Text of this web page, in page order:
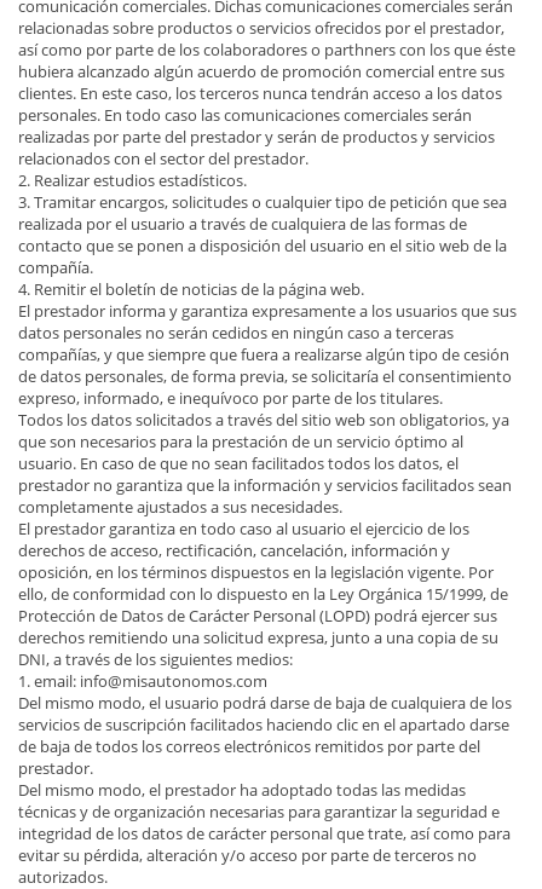
comunicación comerciales. Dichas comunicaciones comerciales serán
relacionadas sobre productos o servicios ofrecidos por el prestador,
así como por parte de los colaboradores o parthners con los que éste
hubiera alcanzado algún acuerdo de promoción comercial entre sus
clientes. En este caso, los terceros nunca tendrán acceso a los datos
personales. En todo caso las comunicaciones comerciales serán
realizadas por parte del prestador y serán de productos y servicios
relacionados con el sector del prestador.
2. Realizar estudios estadísticos.
3. Tramitar encargos, solicitudes o cualquier tipo de petición que sea
realizada por el usuario a través de cualquiera de las formas de
contacto que se ponen a disposición del usuario en el sitio web de la
compañía.
4. Remitir el boletín de noticias de la página web.
El prestador informa y garantiza expresamente a los usuarios que sus
datos personales no serán cedidos en ningún caso a terceras
compañías, y que siempre que fuera a realizarse algún tipo de cesión
de datos personales, de forma previa, se solicitaría el consentimiento
expreso, informado, e inequívoco por parte de los titulares.
Todos los datos solicitados a través del sitio web son obligatorios, ya
que son necesarios para la prestación de un servicio óptimo al
usuario. En caso de que no sean facilitados todos los datos, el
prestador no garantiza que la información y servicios facilitados sean
completamente ajustados a sus necesidades.
El prestador garantiza en todo caso al usuario el ejercicio de los
derechos de acceso, rectificación, cancelación, información y
oposición, en los términos dispuestos en la legislación vigente. Por
ello, de conformidad con lo dispuesto en la Ley Orgánica 15/1999, de
Protección de Datos de Carácter Personal (LOPD) podrá ejercer sus
derechos remitiendo una solicitud expresa, junto a una copia de su
DNI, a través de los siguientes medios:
1. email: info@misautonomos.com
Del mismo modo, el usuario podrá darse de baja de cualquiera de los
servicios de suscripción facilitados haciendo clic en el apartado darse
de baja de todos los correos electrónicos remitidos por parte del
prestador.
Del mismo modo, el prestador ha adoptado todas las medidas
técnicas y de organización necesarias para garantizar la seguridad e
integridad de los datos de carácter personal que trate, así como para
evitar su pérdida, alteración y/o acceso por parte de terceros no
autorizados.